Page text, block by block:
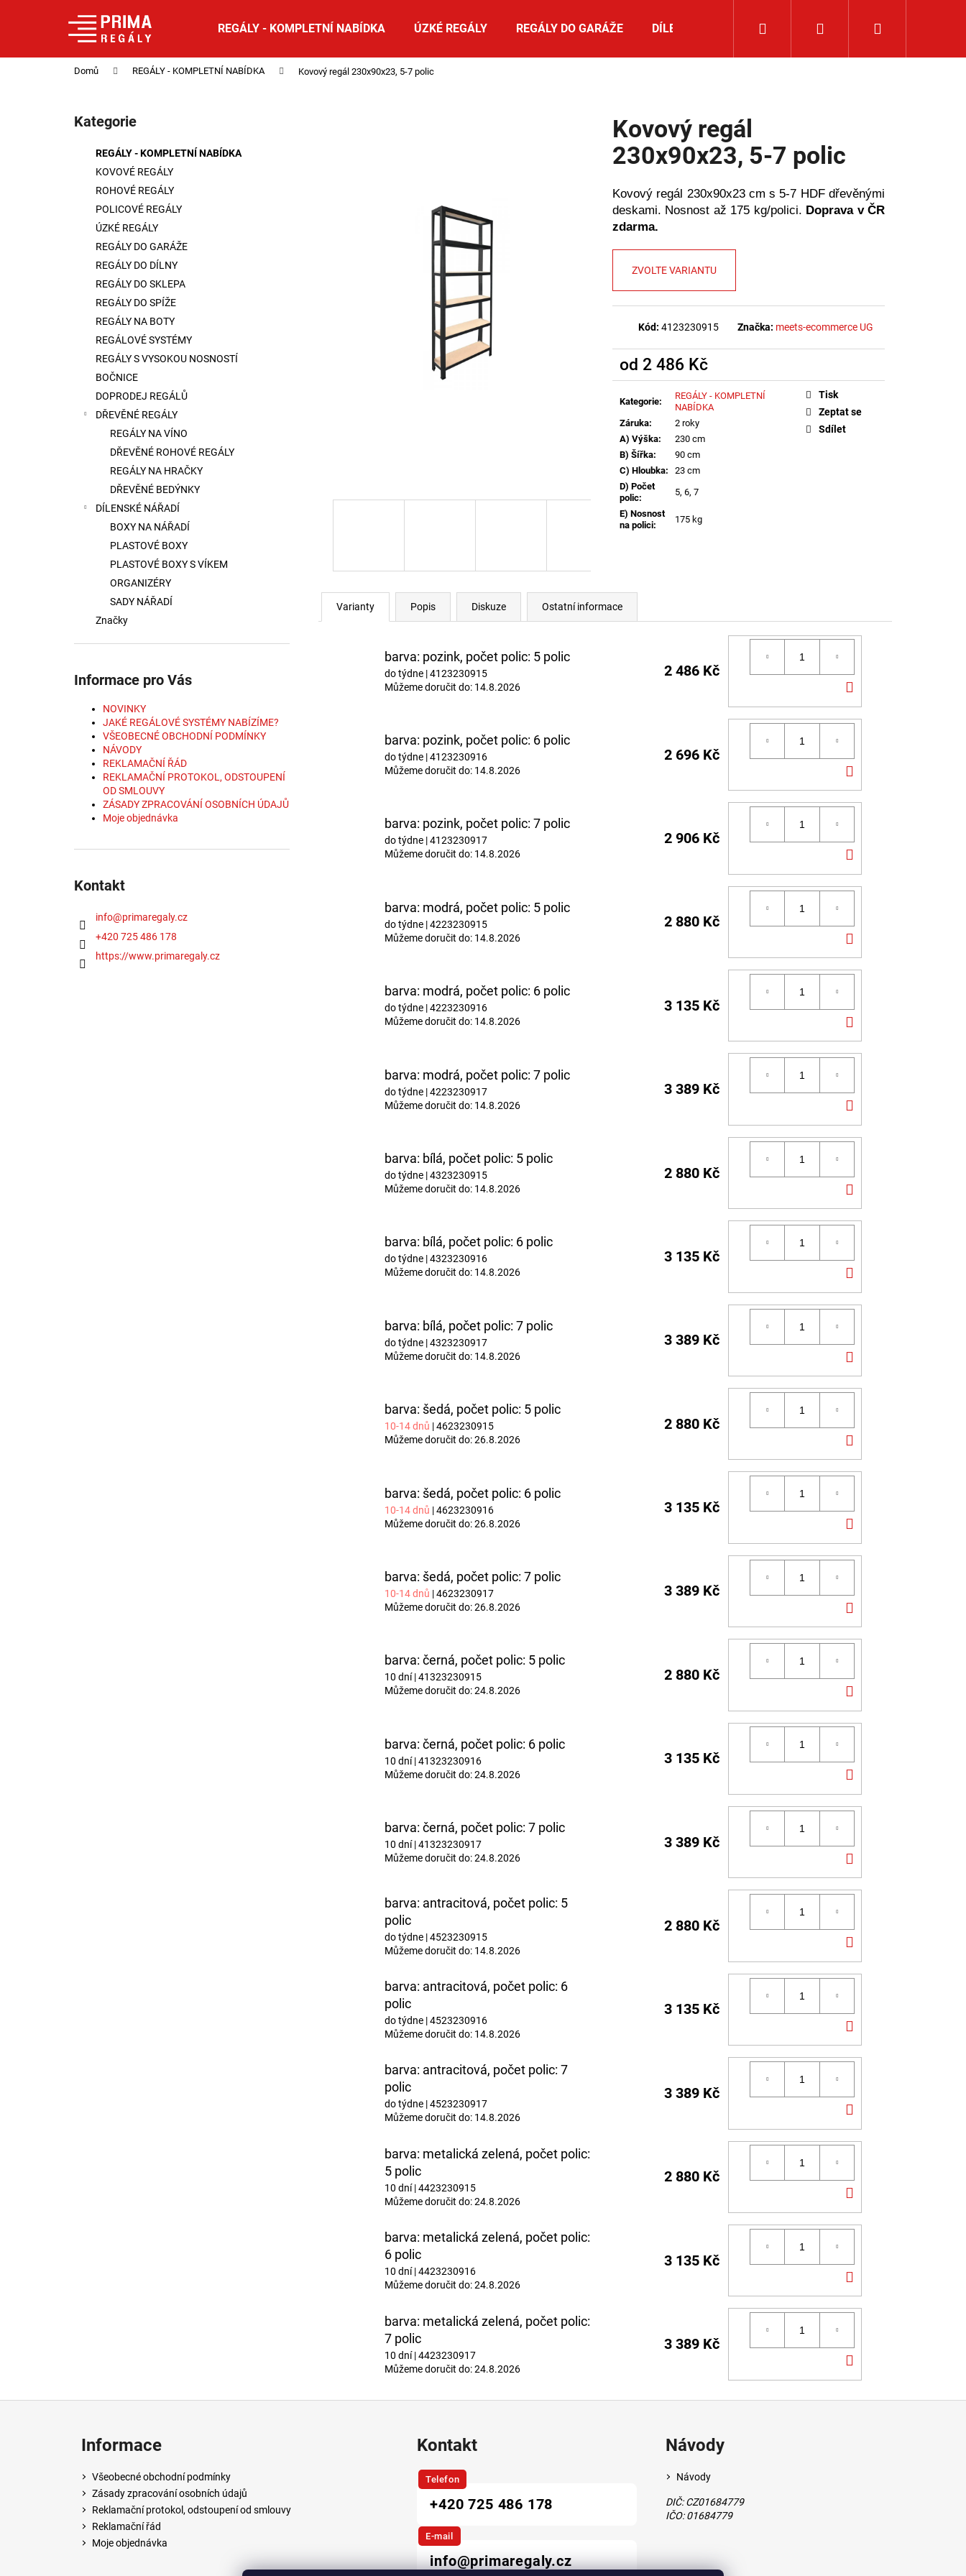
REGÁLY - KOMPLETNÍ NABÍDKA ÚZKÉ REGÁLY REGÁLY DO GARÁŽE DÍLENSKÉ NÁŘADÍ ROHOVÉ REGÁLY
Přihlášení
Domů REGÁLY - KOMPLETNÍ NABÍDKA Kovový regál 230x90x23, 5-7 polic
Přeskočit
kategorie
Kategorie
REGÁLY - KOMPLETNÍ NABÍDKA
KOVOVÉ REGÁLY
ROHOVÉ REGÁLY
POLICOVÉ REGÁLY
ÚZKÉ REGÁLY
REGÁLY DO GARÁŽE
REGÁLY DO DÍLNY
REGÁLY DO SKLEPA
REGÁLY DO SPÍŽE
REGÁLY NA BOTY
REGÁLOVÉ SYSTÉMY
REGÁLY S VYSOKOU NOSNOSTÍ
BOČNICE
DOPRODEJ REGÁLŮ
DŘEVĚNÉ REGÁLY
REGÁLY NA VÍNO
DŘEVĚNÉ ROHOVÉ REGÁLY
REGÁLY NA HRAČKY
DŘEVĚNÉ BEDÝNKY
DÍLENSKÉ NÁŘADÍ
BOXY NA NÁŘADÍ
PLASTOVÉ BOXY
PLASTOVÉ BOXY S VÍKEM
ORGANIZÉRY
SADY NÁŘADÍ
Značky
Informace pro Vás
NOVINKY
JAKÉ REGÁLOVÉ SYSTÉMY NABÍZÍME?
VŠEOBECNÉ OBCHODNÍ PODMÍNKY
NÁVODY
REKLAMAČNÍ ŘÁD
REKLAMAČNÍ PROTOKOL, ODSTOUPENÍ
OD SMLOUVY
ZÁSADY ZPRACOVÁNÍ OSOBNÍCH ÚDAJŮ
Moje objednávka
Kontakt
info@primaregaly.cz
+420 725 486 178
https://www.primaregaly.cz
Kovový regál
230x90x23, 5-7 polic
Kovový regál 230x90x23 cm s 5-7 HDF dřevěnými
deskami. Nosnost až 175 kg/polici. Doprava v ČR
zdarma.
ZVOLTE VARIANTU
Kód: 4123230915 Značka: meets-ecommerce UG
od 2 486 Kč
Měrná
Kategorie:
REGÁLY - KOMPLETNÍ
NABÍDKA
Záruka:
2 roky
A) Výška:
230 cm
B) Šířka:
90 cm
C) Hloubka:
23 cm
D) Počet
polic:
5, 6, 7
E) Nosnost
na polici:
175 kg
Tisk
Zeptat se
Sdílet
Varianty Popis Diskuze Ostatní informace
barva: pozink, počet polic: 5 polic
do týdne | 4123230915
Můžeme doručit do: 14.8.2026
2 486 Kč
KOŠÍKU
barva: pozink, počet polic: 6 polic
do týdne | 4123230916
Můžeme doručit do: 14.8.2026
2 696 Kč
KOŠÍKU
barva: pozink, počet polic: 7 polic
do týdne | 4123230917
Můžeme doručit do: 14.8.2026
2 906 Kč
KOŠÍKU
barva: modrá, počet polic: 5 polic
do týdne | 4223230915
Můžeme doručit do: 14.8.2026
2 880 Kč
KOŠÍKU
barva: modrá, počet polic: 6 polic
do týdne | 4223230916
Můžeme doručit do: 14.8.2026
3 135 Kč
KOŠÍKU
barva: modrá, počet polic: 7 polic
do týdne | 4223230917
Můžeme doručit do: 14.8.2026
3 389 Kč
KOŠÍKU
barva: bílá, počet polic: 5 polic
do týdne | 4323230915
Můžeme doručit do: 14.8.2026
2 880 Kč
KOŠÍKU
barva: bílá, počet polic: 6 polic
do týdne | 4323230916
Můžeme doručit do: 14.8.2026
3 135 Kč
KOŠÍKU
barva: bílá, počet polic: 7 polic
do týdne | 4323230917
Můžeme doručit do: 14.8.2026
3 389 Kč
KOŠÍKU
barva: šedá, počet polic: 5 polic
10-14 dnů | 4623230915
Můžeme doručit do:26.8.2026
2 880 Kč
KOŠÍKU
barva: šedá, počet polic: 6 polic
10-14 dnů | 4623230916
Můžeme doručit do:26.8.2026
3 135 Kč
KOŠÍKU
barva: šedá, počet polic: 7 polic
10-14 dnů | 4623230917
Můžeme doručit do:26.8.2026
3 389 Kč
KOŠÍKU
barva: černá, počet polic: 5 polic
10 dní| 41323230915
Můžeme doručit do:24.8.2026
2 880 Kč
KOŠÍKU
barva: černá, počet polic: 6 polic
10 dní| 41323230916
Můžeme doručit do:24.8.2026
3 135 Kč
KOŠÍKU
barva: černá, počet polic: 7 polic
10 dní| 41323230917
Můžeme doručit do:24.8.2026
3 389 Kč
KOŠÍKU
barva: antracitová, počet polic: 5
polic
do týdne | 4523230915
Můžeme doručit do: 14.8.2026
2 880 Kč
KOŠÍKU
barva: antracitová, počet polic: 6
polic
do týdne | 4523230916
Můžeme doručit do: 14.8.2026
3 135 Kč
KOŠÍKU
barva: antracitová, počet polic: 7
polic
do týdne | 4523230917
Můžeme doručit do: 14.8.2026
3 389 Kč
KOŠÍKU
barva: metalická zelená, počet polic:
5 polic
10 dní| 4423230915
Můžeme doručit do:24.8.2026
2 880 Kč
KOŠÍKU
barva: metalická zelená, počet polic:
6 polic
10 dní| 4423230916
Můžeme doručit do:24.8.2026
3 135 Kč
KOŠÍKU
barva: metalická zelená, počet polic:
7 polic
10 dní| 4423230917
Můžeme doručit do:24.8.2026
3 389 Kč
KOŠÍKU
Zpět
do
Zpět
do
Co potřebujete najít?
Informace
Všeobecné obchodní podmínky
Zásady zpracování osobních údajů
Reklamační protokol, odstoupení od smlouvy
Reklamační řád
Moje objednávka
Kontakt
Telefon
+420 725 486 178
E-mail
info@primaregaly.cz
Návody
Návody
DIČ: CZ01684779
IČO: 01684779